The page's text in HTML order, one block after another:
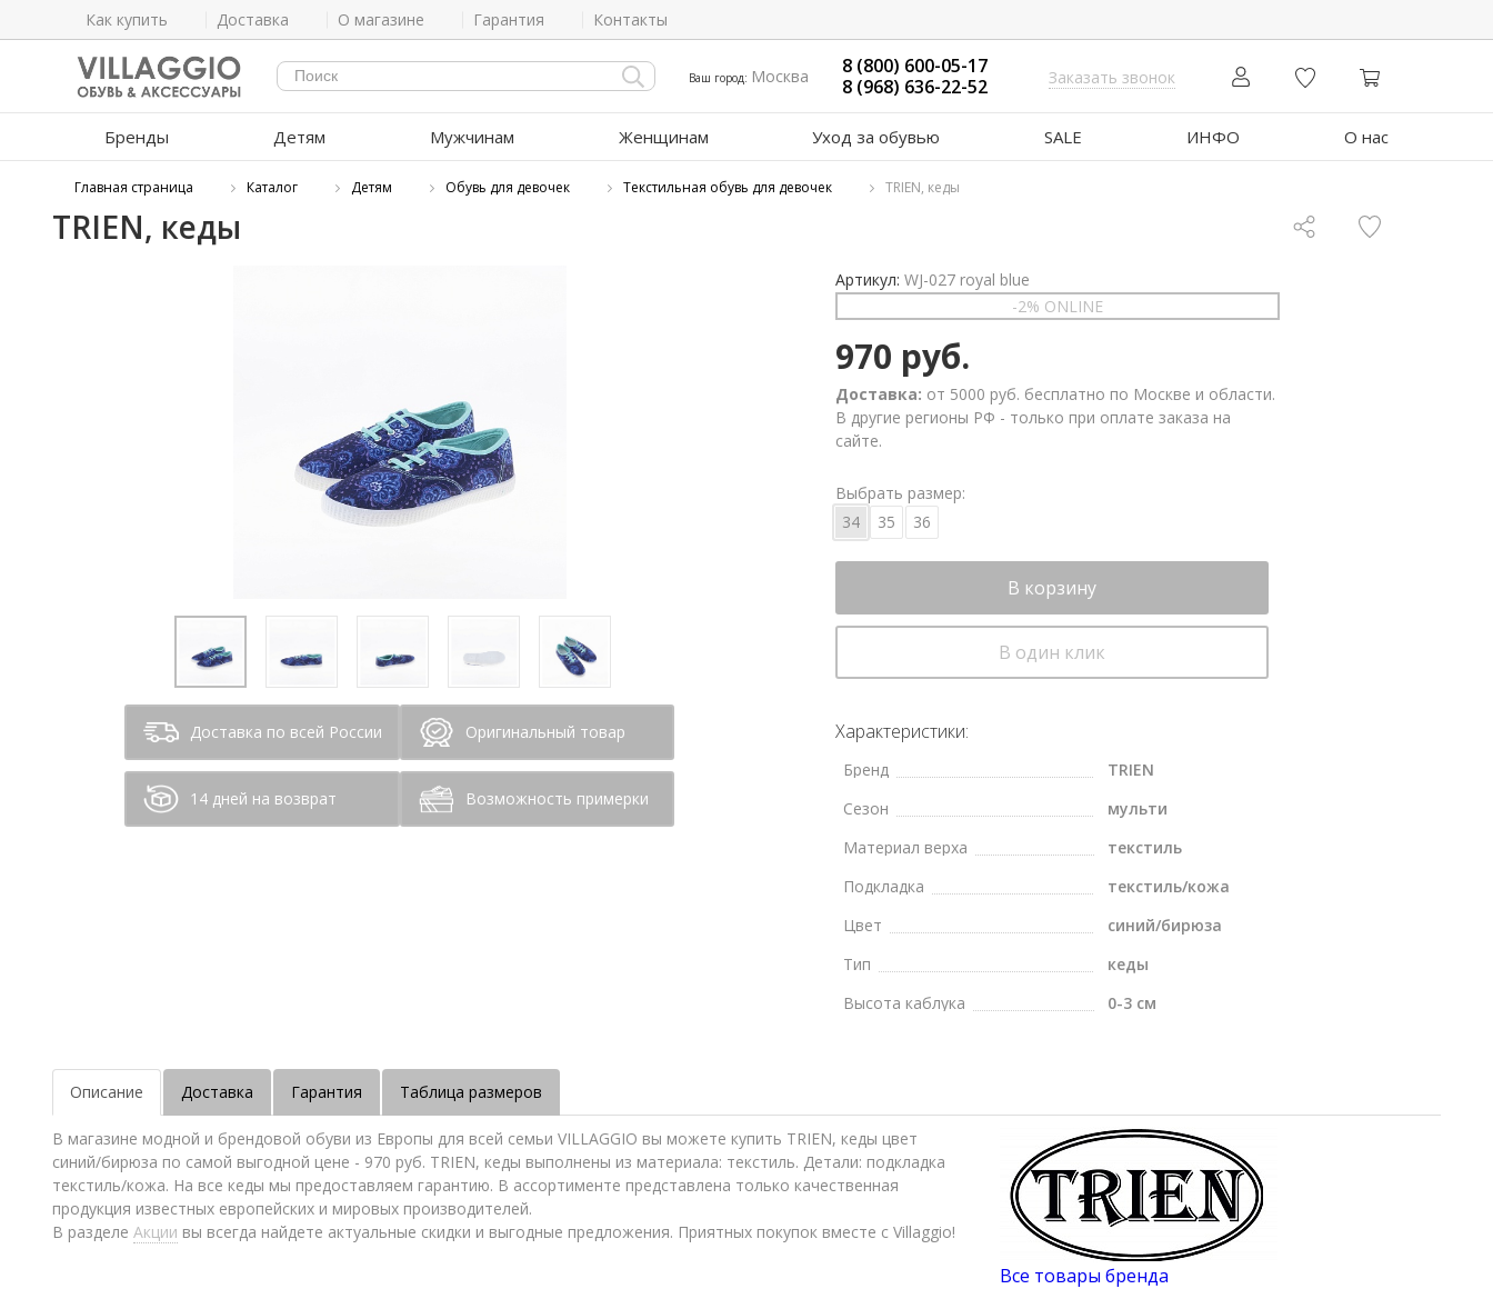
Как купить Доставка О магазине Гарантия Контакты
Ваш город: Москва
8 (800) 600-05-17
8 (968) 636-22-52
Заказать звонок
Бренды Детям Мужчинам Женщинам Уход за обувью SALE ИНФО О нас
Главная страница Каталог Детям Обувь для девочек Текстильная обувь для девочек TRIEN, кеды
TRIEN, кеды
Доставка по всей России Оригинальный товар
14 дней на возврат Возможность примерки
Артикул: WJ-027 royal blue
-2% ONLINE
970 руб.
Доставка: от 5000 руб. бесплатно по Москве и области.
В другие регионы РФ - только при оплате заказа на
сайте.
Выбрать размер:
34
35 36
В корзину
В один клик
Характеристики:
Бренд
TRIEN
Сезон
мульти
Материал верха
текстиль
Подкладка
текстиль/кожа
Цвет
синий/бирюза
Тип
кеды
Высота каблука
0-3 см
Описание Доставка Гарантия Таблица размеров
В магазине модной и брендовой обуви из Европы для всей семьи VILLAGGIO вы можете купить TRIEN, кеды цвет
синий/бирюза по самой выгодной цене - 970 руб. TRIEN, кеды выполнены из материала: текстиль. Детали: подкладка
текстиль/кожа. На все кеды мы предоставляем гарантию. В ассортименте представлена только качественная
продукция известных европейских и мировых производителей.
В разделе Акции вы всегда найдете актуальные скидки и выгодные предложения. Приятных покупок вместе с Villaggio!
Все товары бренда